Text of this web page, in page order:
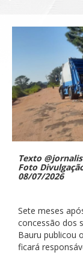
Texto
Foto
08/07/2026
Sete meses
concessão dos
Bauru publicou
ficará